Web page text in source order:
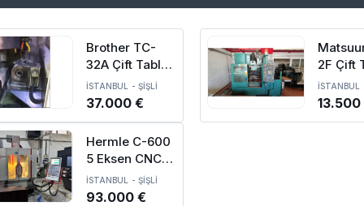
Brother TC-
32A Çift Tabla
Çift Divüzör
CNC İşleme
İSTANBUL - ŞİŞLİ
37.000 €
2F Çift
CNC
İSTANBUL
13.500
Hermle C-600
5 Eksen CNC
işleme
Merkezi-2004
İSTANBUL - ŞİŞLİ
93.000 €